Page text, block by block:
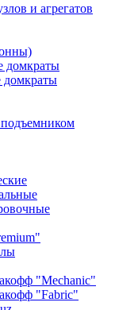
и агрегатов
домкраты
домкраты
"Mechanic"
"Fabric"